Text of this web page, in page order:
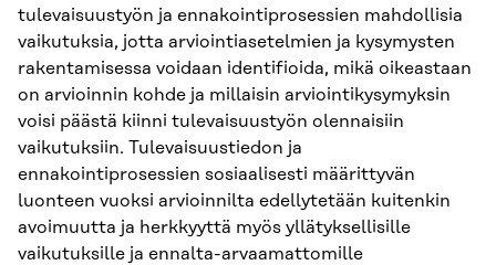
tulevaisuustyön ja ennakointiprosessien mahdollisia
vaikutuksia, jotta arviointiasetelmien ja kysymysten
rakentamisessa voidaan identifioida, mikä oikeastaan
on arvioinnin kohde ja millaisin arviointikysymyksin
voisi päästä kiinni tulevaisuustyön olennaisiin
vaikutuksiin. Tulevaisuustiedon ja
ennakointiprosessien sosiaalisesti määrittyvän
luonteen vuoksi arvioinnilta edellytetään kuitenkin
avoimuutta ja herkkyyttä myös yllätyksellisille
vaikutuksille ja ennalta-arvaamattomille